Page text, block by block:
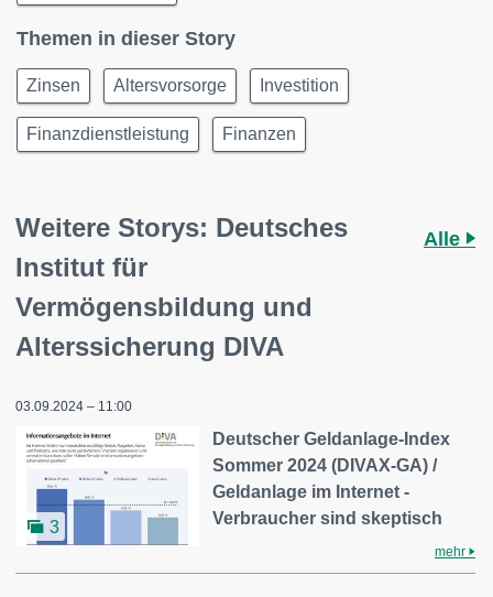
Themen in dieser Story
Zinsen Altersvorsorge Investition
Finanzdienstleistung Finanzen
Weitere Storys: Deutsches
Institut für
Vermögensbildung und
Alterssicherung DIVA
Alle
03.09.2024 – 11:00
3
Deutscher Geldanlage-Index
Sommer 2024 (DIVAX-GA) /
Geldanlage im Internet -
Verbraucher sind skeptisch
mehr